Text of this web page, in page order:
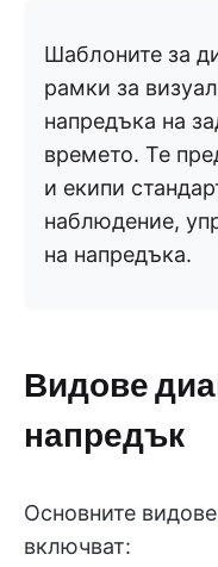
Шаблоните за
рамки за
напредъка на
времето. Те
и екипи
наблюдение,
на напредъка.
Видове
напредък
Основните
включват: